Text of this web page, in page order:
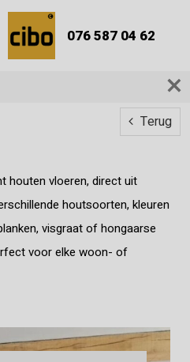
076 587 04 62
Terug
houten vloeren, direct uit
houtsoorten, kleuren
visgraat of hongaarse
voor elke woon- of